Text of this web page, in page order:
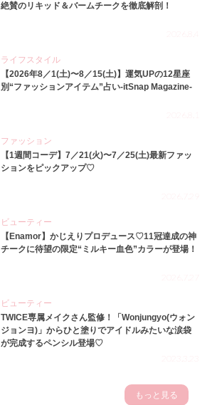
絶賛のリキッド＆バームチークを徹底解剖！
ライフスタイル
【2026年8／1(土)〜8／15(土)】運気UPの12星座
別“ファッションアイテム”占い-itSnap Magazine-
ファッション
【1週間コーデ】7／21(火)〜7／25(土)最新ファッ
ションをピックアップ♡
ビューティー
【Enamor】かじえりプロデュース♡11冠達成の神
チークに待望の限定“ミルキー血色”カラーが登場！
ビューティー
TWICE専属メイクさん監修！「Wonjungyo(ウォン
ジョンヨ)」からひと塗りでアイドルみたいな涙袋
が完成するペンシル登場♡
もっと見る